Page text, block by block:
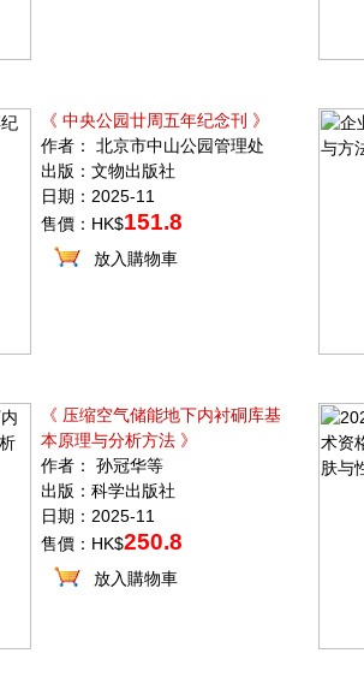
《 中央公园廿周五年纪念刊 》
作者： 北京市中山公园管理处
出版：文物出版社
日期：2025-11
售價：HK$151.8
放入購物車
《 压缩空气储能地下内衬硐库基
本原理与分析方法 》
作者： 孙冠华等
出版：科学出版社
日期：2025-11
售價：HK$250.8
放入購物車